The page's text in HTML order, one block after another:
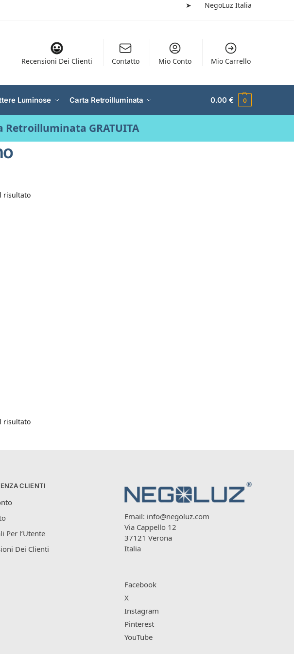
➤ NegoLuz Italia
Recensioni Dei Clienti Contatto Mio Conto Mio Carrello
Luminose Carta Retroilluminata 0.00€ 0
Retroilluminata GRATUITA
risultato
risultato
CLIENTI
Per l’Utente
Dei Clienti
Email: info@negoluz.com
Via Cappello 12
37121 Verona
Italia
Facebook
X
Instagram
Pinterest
YouTube